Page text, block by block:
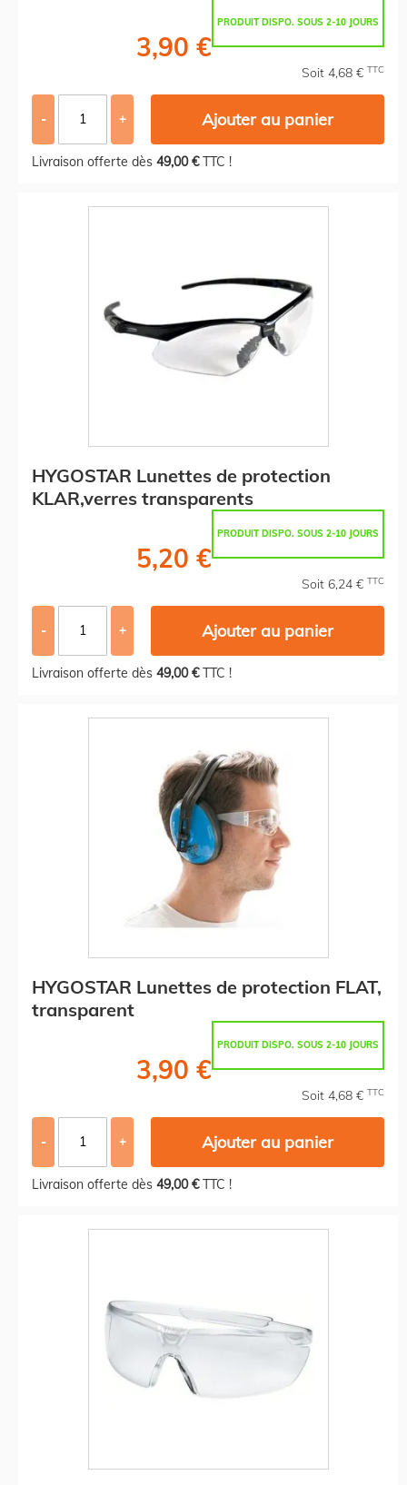
PRODUIT DISPO. SOUS 2-10 JOURS
3,90 €
Soit 4,68 € TTC
- + Ajouter au panier
Livraison offerte dès 49,00 €TTC !
HYGOSTAR Lunettes de protection
KLAR,verres transparents
PRODUIT DISPO. SOUS 2-10 JOURS
5,20 €
Soit 6,24 € TTC
- + Ajouter au panier
Livraison offerte dès 49,00 €TTC !
HYGOSTAR Lunettes de protection FLAT,
transparent
PRODUIT DISPO. SOUS 2-10 JOURS
3,90 €
Soit 4,68 € TTC
- + Ajouter au panier
Livraison offerte dès 49,00 €TTC !